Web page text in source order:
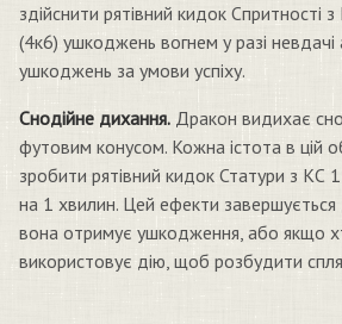
здійснити рятівний кидок
(4к6) ушкоджень вогнем у разі
ушкоджень за умови успіху.
Снодійне дихання. Дракон видихає
футовим конусом. Кожна істота в цій
зробити рятівний кидок Статури з КС
на 1 хвилин. Цей ефекти завершується
вона отримує ушкодження, або якщо
використовує дію, щоб розбудити